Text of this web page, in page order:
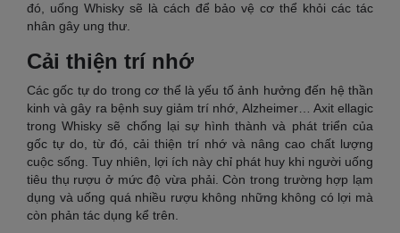
đó, uống Whisky sẽ là cách để bảo vệ cơ thể khỏi các tác
nhân gây ung thư.
Cải thiện trí nhớ
Các gốc tự do trong cơ thể là yếu tố ảnh hưởng đến hệ thần
kinh và gây ra bệnh suy giảm trí nhớ, Alzheimer… Axit ellagic
trong Whisky sẽ chống lại sự hình thành và phát triển của
gốc tự do, từ đó, cải thiện trí nhớ và nâng cao chất lượng
cuộc sống. Tuy nhiên, lợi ích này chỉ phát huy khi người uống
tiêu thụ rượu ở mức độ vừa phải. Còn trong trường hợp lạm
dụng và uống quá nhiều rượu không những không có lợi mà
còn phản tác dụng kể trên.